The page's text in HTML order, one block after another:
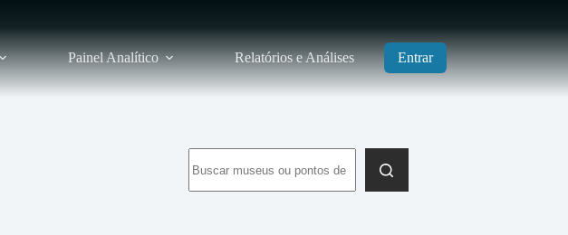
Painel Analítico Relatórios e Análises Entrar
resultados